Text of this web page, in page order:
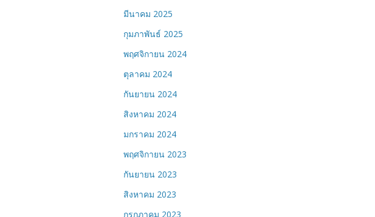
มีนาคม 2025
กุมภาพันธ์ 2025
พฤศจิกายน 2024
ตุลาคม 2024
กันยายน 2024
สิงหาคม 2024
มกราคม 2024
พฤศจิกายน 2023
กันยายน 2023
สิงหาคม 2023
กรกฎาคม 2023